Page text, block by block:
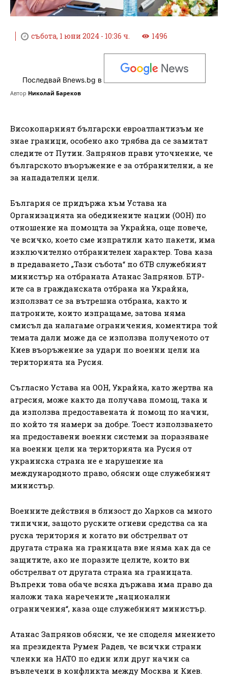
събота, 1 юни 2024 - 10:36 ч. 1496
Последвай Bnews.bg в
Автор Николай Бареков
Високопарният български евроатлантизъм не
знае граници, особено ако трябва да се замитат
следите от Путин. Запрянов прави уточнение, че
българското въоръжение е за отбранителни, а не
за нападателни цели.
България се придържа към Устава на
Организацията на обединените нации (ООН) по
отношение на помощта за Украйна, още повече,
че всичко, което сме изпратили като пакети, има
изключително отбранителен характер. Това каза
в предаването „Тази събота“ по бТВ служебният
министър на отбраната Атанас Запрянов. БТР-
ите са в гражданската отбрана на Украйна,
използват се за вътрешна отбрана, както и
патроните, които изпращаме, затова няма
смисъл да налагаме ограничения, коментира той
темата дали може да се използва полученото от
Киев въоръжение за удари по военни цели на
територията на Русия.
Съгласно Устава на ООН, Украйна, като жертва на
агресия, може както да получава помощ, така и
да използва предоставената ѝ помощ по начин,
по който тя намери за добре. Тоест използването
на предоставени военни системи за поразяване
на военни цели на територията на Русия от
украинска страна не е нарушение на
международното право, обясни още служебният
министър.
Военните действия в близост до Харков са много
типични, защото руските огневи средства са на
руска територия и когато ви обстрелват от
другата страна на границата вие няма как да се
защитите, ако не поразите целите, които ви
обстрелват от другата страна на границата.
Въпреки това обаче всяка държава има право да
наложи така наречените „национални
ограничения“, каза още служебният министър.
Атанас Запрянов обясни, че не споделя мнението
на президента Румен Радев, че всички страни
членки на НАТО по един или друг начин са
въвлечени в конфликта между Москва и Киев.